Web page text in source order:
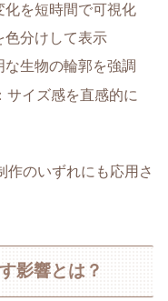
化を短時間で可視化
色分けして表示
な生物の輪郭を強調
：サイズ感を直感的に
作のいずれにも応用さ
影響とは？